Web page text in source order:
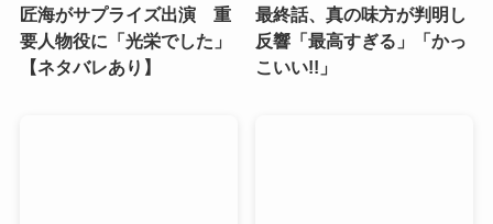
匠海がサプライズ出演 重
要人物役に「光栄でした」
【ネタバレあり】
最終話、真の味方が判明し
反響「最高すぎる」「かっ
こいい!!」